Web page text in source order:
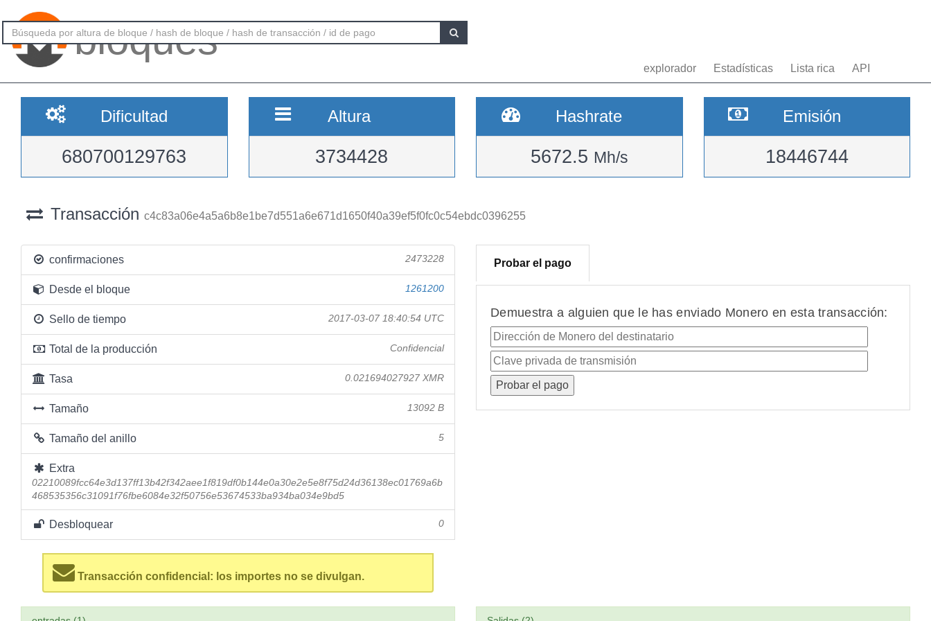
bloques
explorador Estadísticas Lista rica API
Dificultad
680700129763
Altura
3734428
Hashrate
5672.5 Mh/s
Emisión
18446744
Transacción c4c83a06e4a5a6b8e1be7d551a6e671d1650f40a39ef5f0fc0c54ebdc0396255
confirmaciones 2473228
Desde el bloque 1261200
Sello de tiempo 2017-03-07 18:40:54 UTC
Total de la producción Confidencial
Tasa 0.021694027927 XMR
Tamaño 13092 B
Tamaño del anillo 5
Extra
02210089fcc64e3d137ff13b42f342aee1f819df0b144e0a30e2e5e8f75d24d36138ec01769a6b
468535356c31091f76fbe6084e32f50756e53674533ba934ba034e9bd5
Desbloquear 0
Transacción confidencial: los importes no se divulgan.
Probar el pago
Demuestra a alguien que le has enviado Monero en esta transacción: